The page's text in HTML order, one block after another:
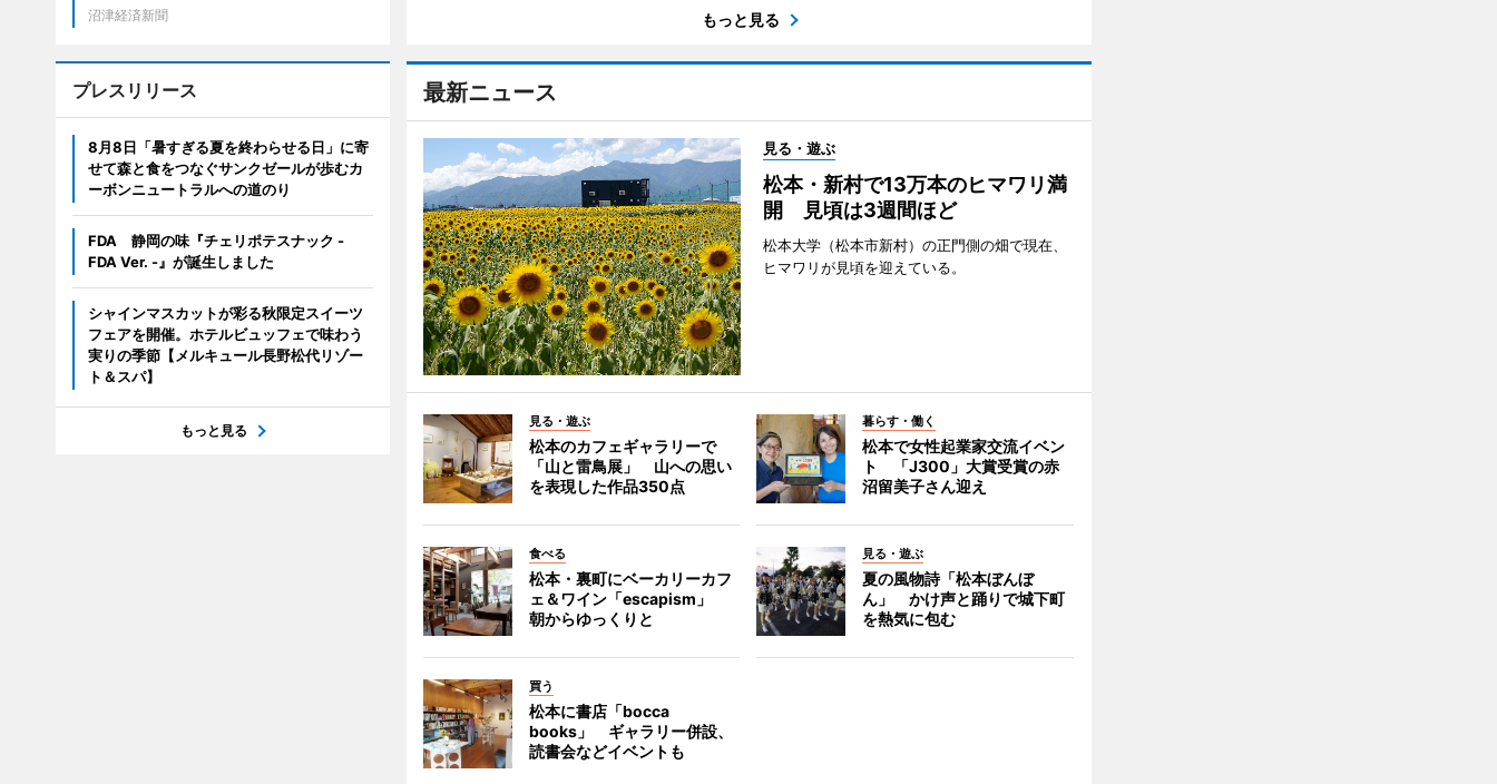
もっと見る
最新ニュース
見る・遊ぶ
松本・新村で13万本のヒマワリ満
開 見頃は3週間ほど
松本大学（松本市新村）の正門側の畑で現在、
ヒマワリが見頃を迎えている。
見る・遊ぶ
松本のカフェギャラリーで
「山と雷鳥展」 山への思い
を表現した作品350点
暮らす・働く
松本で女性起業家交流イベン
ト 「J300」大賞受賞の赤
沼留美子さん迎え
食べる
松本・裏町にベーカリーカフ
ェ＆ワイン「escapism」
朝からゆっくりと
見る・遊ぶ
夏の風物詩「松本ぼんぼ
ん」 かけ声と踊りで城下町
を熱気に包む
買う
松本に書店「bocca
books」 ギャラリー併設、
読書会などイベントも
沼津経済新聞
プレスリリース
8月8日「暑すぎる夏を終わらせる日」に寄
せて森と食をつなぐサンクゼールが歩むカ
ーボンニュートラルへの道のり
FDA 静岡の味『チェリポテスナック -
FDA Ver. -』が誕生しました
シャインマスカットが彩る秋限定スイーツ
フェアを開催。ホテルビュッフェで味わう
実りの季節【メルキュール長野松代リゾー
ト＆スパ】
もっと見る